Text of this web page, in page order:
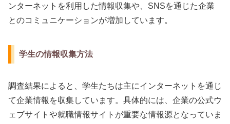
ンターネットを利用した情報収集や、SNSを通じた企業
とのコミュニケーションが増加しています。
学生の情報収集方法
調査結果によると、学生たちは主にインターネットを通じ
て企業情報を収集しています。具体的には、企業の公式ウ
ェブサイトや就職情報サイトが重要な情報源となっていま